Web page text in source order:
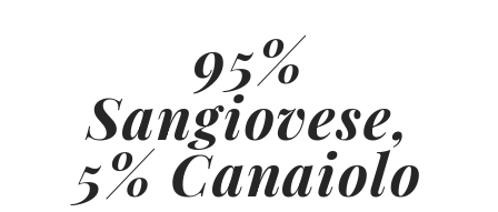
95%
Sangiovese,
5% Canaiolo